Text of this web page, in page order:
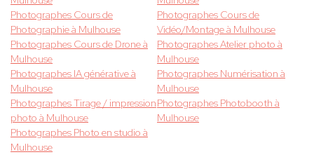
Photographes Cours de
Photographie à Mulhouse
Photographes Cours de
Vidéo/Montage à Mulhouse
Photographes Cours de Drone à
Mulhouse
Photographes Atelier photo à
Mulhouse
Photographes IA générative à
Mulhouse
Photographes Numérisation à
Mulhouse
Photographes Tirage / impression
photo à Mulhouse
Photographes Photobooth à
Mulhouse
Photographes Photo en studio à
Mulhouse